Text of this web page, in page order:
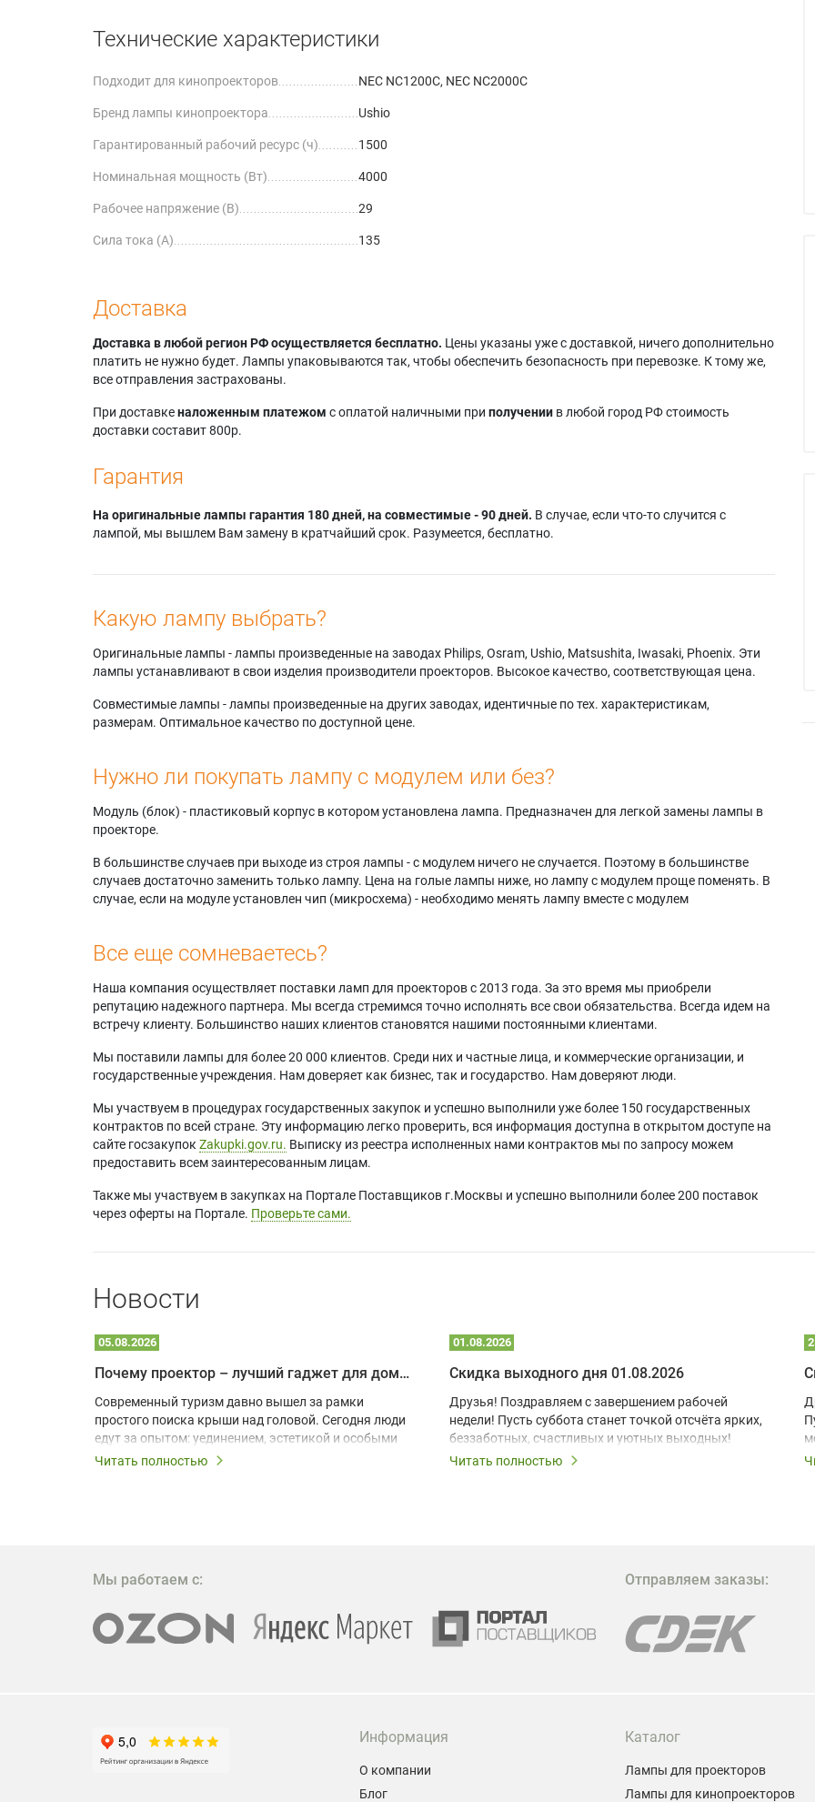
Технические характеристики
Подходит для кинопроекторов NEC NC1200C, NEC NC2000C
Бренд лампы кинопроектора Ushio
Гарантированный рабочий ресурс (ч) 1500
Номинальная мощность (Вт) 4000
Рабочее напряжение (В) 29
Сила тока (А) 135
Доставка
Доставка в любой регион РФ осуществляется бесплатно. Цены указаны уже с доставкой, ничего дополнительно
платить не нужно будет. Лампы упаковываются так, чтобы обеспечить безопасность при перевозке. К тому же,
все отправления застрахованы.
При доставкеналоженным платежом с оплатой наличными при получении в любой город РФ стоимость
доставки составит 800р.
Гарантия
На оригинальные лампы гарантия 180 дней, на совместимые - 90 дней. В случае, если что-то случится с
лампой, мы вышлем Вам замену в кратчайший срок. Разумеется, бесплатно.
Какую лампу выбрать?
Оригинальные лампы - лампы произведенные на заводах Philips, Osram, Ushio, Matsushita, Iwasaki, Phoenix. Эти
лампы устанавливают в свои изделия производители проекторов. Высокое качество, соответствующая цена.
Совместимые лампы - лампы произведенные на других заводах, идентичные по тех. характеристикам,
размерам. Оптимальное качество по доступной цене.
Нужно ли покупать лампу с модулем или без?
Модуль (блок) - пластиковый корпус в котором установлена лампа. Предназначен для легкой замены лампы в
проекторе.
В большинстве случаев при выходе из строя лампы - с модулем ничего не случается. Поэтому в большинстве
случаев достаточно заменить только лампу. Цена на голые лампы ниже, но лампу с модулем проще поменять. В
случае, если на модуле установлен чип (микросхема) - необходимо менять лампу вместе с модулем
Все еще сомневаетесь?
Наша компания осуществляет поставки ламп для проекторов с 2013 года. За это время мы приобрели
репутацию надежного партнера. Мы всегда стремимся точно исполнять все свои обязательства. Всегда идем на
встречу клиенту. Большинство наших клиентов становятся нашими постоянными клиентами.
Мы поставили лампы для более 20 000 клиентов. Среди них и частные лица, и коммерческие организации, и
государственные учреждения. Нам доверяет как бизнес, так и государство. Нам доверяют люди.
Мы участвуем в процедурах государственных закупок и успешно выполнили уже более 150 государственных
контрактов по всей стране. Эту информацию легко проверить, вся информация доступна в открытом доступе на
сайте госзакупок Zakupki.gov.ru. Выписку из реестра исполненных нами контрактов мы по запросу можем
предоставить всем заинтересованным лицам.
Также мы участвуем в закупках на Портале Поставщиков г.Москвы и успешно выполнили более 200 поставок
через оферты на Портале. Проверьте сами.
Новости
05.08.2026
Почему проектор – лучший гаджет для домика в глэмпинге
Современный туризм давно вышел за рамки
простого поиска крыши над головой. Сегодня люди
едут за опытом: уединением, эстетикой и особыми
ощущениями. Владельцы A-frame домов,
эффективных и бюджетных способов стать
проектора.
Читать полностью
01.08.2026
Скидка выходного дня 01.08.2026
Друзья! Поздравляем с завершением рабочей
недели! Пусть суббота станет точкой отсчёта ярких,
беззаботных, счастливых и уютных выходных!
Читать полностью
Мы работаем с: Отправляем заказы:
Информация
О компании
Блог
Каталог
Лампы для проекторов
Лампы для кинопроекторов